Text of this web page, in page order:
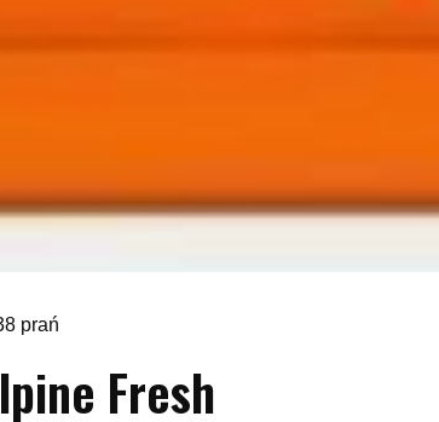
prań
Fresh